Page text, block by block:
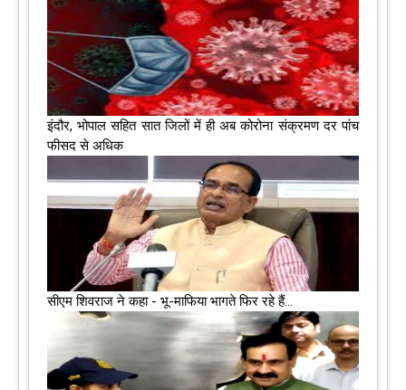
इंदौर, भोपाल सहित सात जिलों में ही अब कोरोना संक्रमण दर पांच
फीसद से अधिक
सीएम शिवराज ने कहा - भू-माफिया भागते फिर रहे हैं...